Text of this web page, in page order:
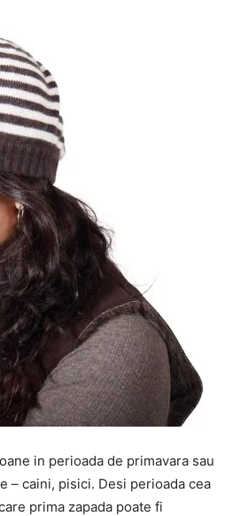
in perioada de primavara sau
– caini, pisici. Desi perioada cea
prima zapada poate fi